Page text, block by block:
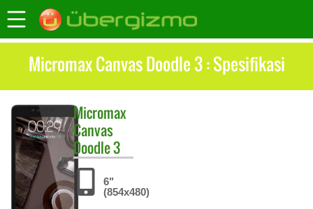
Micromax Canvas Doodle 3 : Spesifikasi
Micromax
Canvas
Doodle 3
6"
(854x480)